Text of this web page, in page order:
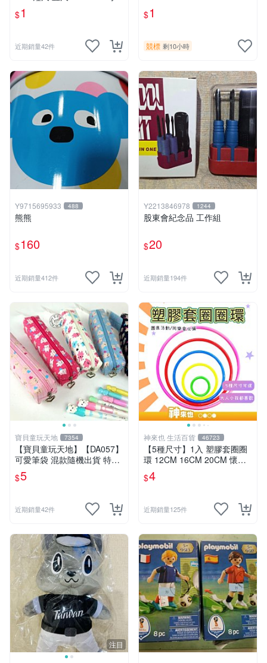
花樣~1支 特價1元
$1
近期銷量42件
$1
競標 剩10小時
Y9715695933 488
熊熊
$160
近期銷量412件
Y2213846978 1244
股東會紀念品 工作組
$20
近期銷量194件
寶貝童玩天地 7354
【寶貝童玩天地】【DA057】
可愛筆袋 混款隨機出貨 特價*
LT01
$5
近期銷量42件
神來也 生活百貨 46723
【5種尺寸】1入 塑膠套圈圈
環 12CM 16CM 20CM 懷舊
童玩 兒童玩具 夜市套圈圈 塑
膠套環 遊戲道具 套環
$4
近期銷量125件
注目